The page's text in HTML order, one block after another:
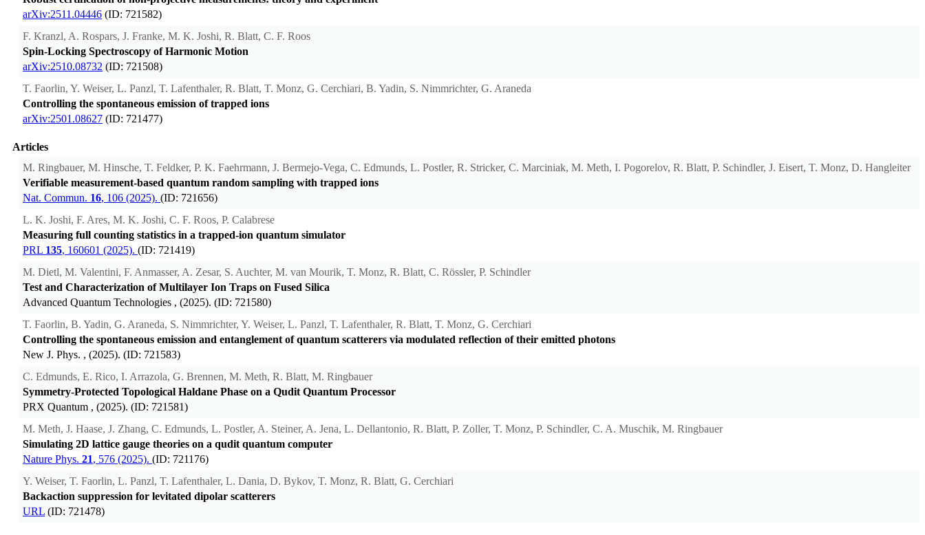
arXiv:2511.04446 (ID: 721582)
F. Kranzl, A. Rospars, J. Franke, M. K. Joshi, R. Blatt, C. F. Roos
Spin-Locking Spectroscopy of Harmonic Motion
arXiv:2510.08732 (ID: 721508)
T. Faorlin, Y. Weiser, L. Panzl, T. Lafenthaler, R. Blatt, T. Monz, G. Cerchiari, B. Yadin, S. Nimmrichter, G. Araneda
Controlling the spontaneous emission of trapped ions
arXiv:2501.08627 (ID: 721477)
Articles
M. Ringbauer, M. Hinsche, T. Feldker, P. K. Faehrmann, J. Bermejo-Vega, C. Edmunds, L. Postler, R. Stricker, C. Marciniak, M. Meth, I. Pogorelov, R. Blatt, P. Schindler, J. Eisert, T. Monz, D. Hangleiter
Verifiable measurement-based quantum random sampling with trapped ions
Nat. Commun. 16, 106 (2025). (ID: 721656)
L. K. Joshi, F. Ares, M. K. Joshi, C. F. Roos, P. Calabrese
Measuring full counting statistics in a trapped-ion quantum simulator
PRL 135, 160601 (2025). (ID: 721419)
M. Dietl, M. Valentini, F. Anmasser, A. Zesar, S. Auchter, M. van Mourik, T. Monz, R. Blatt, C. Rössler, P. Schindler
Test and Characterization of Multilayer Ion Traps on Fused Silica
Advanced Quantum Technologies , (2025). (ID: 721580)
T. Faorlin, B. Yadin, G. Araneda, S. Nimmrichter, Y. Weiser, L. Panzl, T. Lafenthaler, R. Blatt, T. Monz, G. Cerchiari
Controlling the spontaneous emission and entanglement of quantum scatterers via modulated reflection of their emitted photons
New J. Phys. , (2025). (ID: 721583)
C. Edmunds, E. Rico, I. Arrazola, G. Brennen, M. Meth, R. Blatt, M. Ringbauer
Symmetry-Protected Topological Haldane Phase on a Qudit Quantum Processor
PRX Quantum , (2025). (ID: 721581)
M. Meth, J. Haase, J. Zhang, C. Edmunds, L. Postler, A. Steiner, A. Jena, L. Dellantonio, R. Blatt, P. Zoller, T. Monz, P. Schindler, C. A. Muschik, M. Ringbauer
Simulating 2D lattice gauge theories on a qudit quantum computer
Nature Phys. 21, 576 (2025). (ID: 721176)
Y. Weiser, T. Faorlin, L. Panzl, T. Lafenthaler, L. Dania, D. Bykov, T. Monz, R. Blatt, G. Cerchiari
Backaction suppression for levitated dipolar scatterers
URL (ID: 721478)